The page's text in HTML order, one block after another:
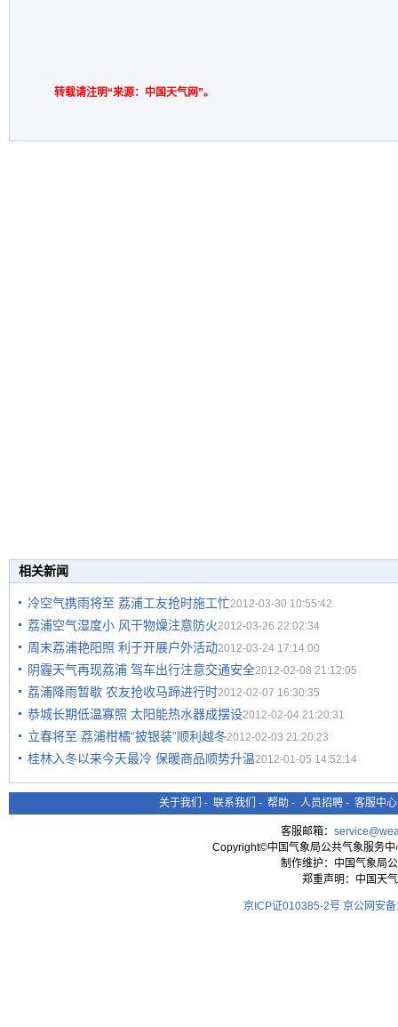
转载请注明“来源：中国天气网”。
相关新闻
冷空气携雨将至 荔浦工友抢时施工忙2012-03-30 10:55:42
荔浦空气湿度小 风干物燥注意防火2012-03-26 22:02:34
周末荔浦艳阳照 利于开展户外活动2012-03-24 17:14:00
阴霾天气再现荔浦 驾车出行注意交通安全2012-02-08 21:12:05
荔浦降雨暂歇 农友抢收马蹄进行时2012-02-07 16:30:35
恭城长期低温寡照 太阳能热水器成摆设2012-02-04 21:20:31
立春将至 荔浦柑橘“披银装”顺利越冬2012-02-03 21:20:23
桂林入冬以来今天最冷 保暖商品顺势升温2012-01-05 14:52:14
关于我们 - 联系我们 - 帮助 - 人员招聘 - 客服中心
客服邮箱：
Copyright©中国气象局公共气象服务
制作维护：中国气象局
郑重声明：中国天
京ICP证010385-2号 京公网安